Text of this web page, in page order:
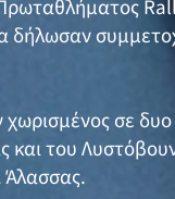
δήλωσαν
σε
και του
Άλασσας.